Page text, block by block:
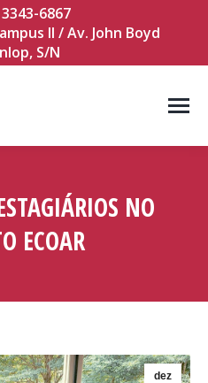
6867
II / Av. John Boyd
S/N
NO
ECOAR
dez